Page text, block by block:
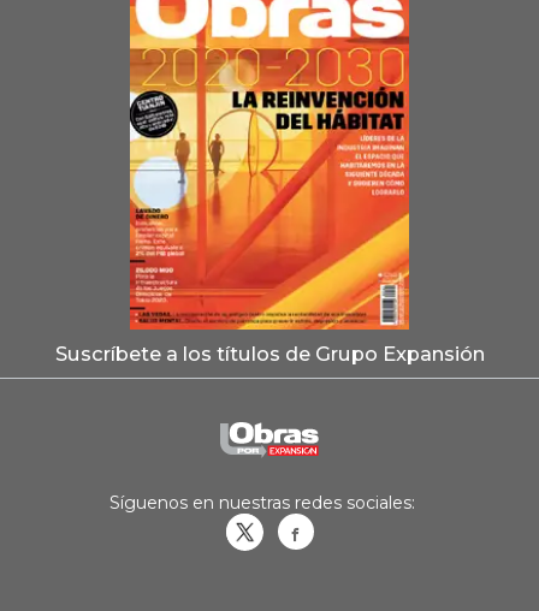
Suscríbete a los títulos de Grupo Expansión
Síguenos en nuestras redes sociales: